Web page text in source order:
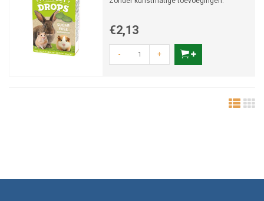
€2,13
- +